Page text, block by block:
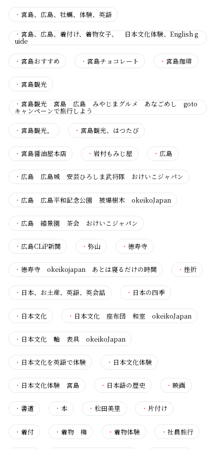
・ 宮島、広島、牡蠣、体験、英語
・ 宮島、広島、着付け、着物女子、 日本文化体験、English g
uide
・ 宮島おすすめ ・ 宮島チョコレート ・ 宮島珈琲
・ 宮島観光
・ 宮島観光 宮島 広島 みやじまグルメ あなごめし goto
キャンペーンで旅行しよう
・ 宮島観光， ・ 宮島観光、はつたび
・ 宮島醤油屋本店 ・岩村もみじ屋 ・ 広島
・ 広島 広島城 安芸ひろしま武将隊 おけいこジャパン
・ 広島 広島平和記念公園 被爆樹木 okeikoJapan
・ 広島 縮景園 茶会 おけいこジャパン
・ 広島CLiP新聞 ・弥山 ・徳寿寺
・ 徳寿寺 okeikojapan あとは寝るだけの時間 ・挫折
・ 日本、お土産、英語、英会話 ・ 日本の四季
・ 日本文化 ・ 日本文化 座布団 和室 okeikoJapan
・ 日本文化 軸 表具 okeikoJapan
・ 日本文化を英語で体験 ・ 日本文化体験
・ 日本文化体験 宮島 ・ 日本語の歴史 ・映画
・ 書道 ・本 ・ 松田美里 ・ 片付け
・ 着付 ・着物 梅 ・着物体験 ・ 社員旅行